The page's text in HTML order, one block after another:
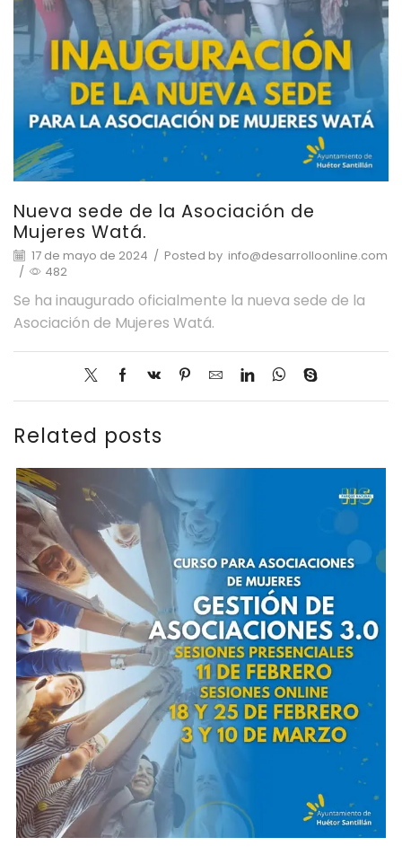
Nueva sede de la Asociación de
Mujeres Watá.
17 de mayo de 2024 / Posted by info@desarrolloonline.com
/
482
Se ha inaugurado oficialmente la nueva sede de la
Asociación de Mujeres Watá.
Related posts